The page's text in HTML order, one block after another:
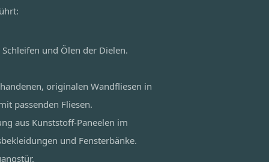
und Ölen der Dielen.
originalen Wandfliesen in
passenden Fliesen.
aus Kunststoff-Paneelen im
und Fensterbänke.